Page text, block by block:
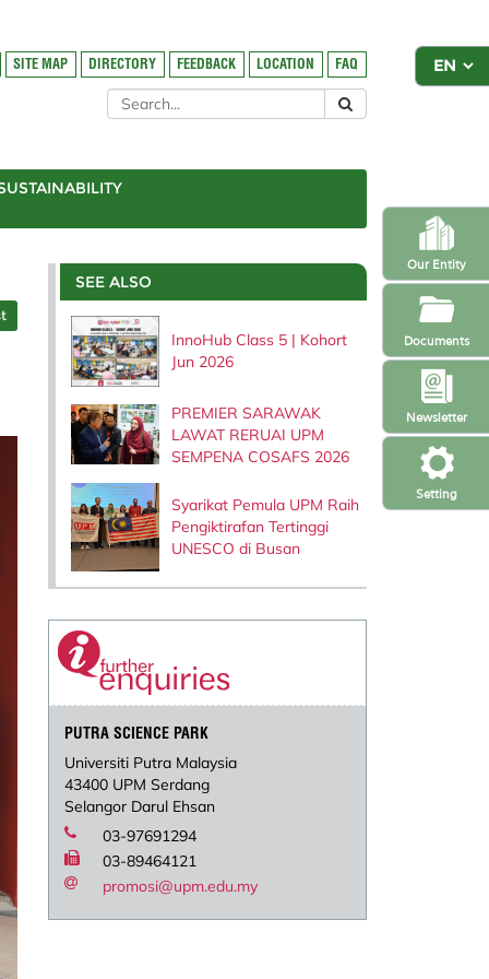
Setting
Newsletter
Our Entity
Documents
SITE MAP DIRECTORY FEEDBACK LOCATION FAQ
SEE ALSO
InnoHub Class 5 | Kohort
Jun 2026
PREMIER SARAWAK
LAWAT RERUAI UPM
SEMPENA COSAFS 2026
Syarikat Pemula UPM Raih
Pengiktirafan Tertinggi
UNESCO di Busan
PUTRA SCIENCE PARK
Universiti Putra Malaysia
43400 UPM Serdang
Selangor Darul Ehsan
03-97691294
03-89464121
promosi@upm.edu.my